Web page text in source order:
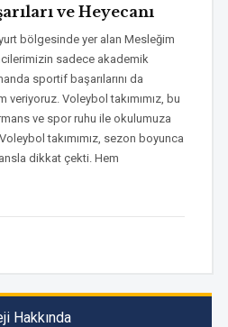
Hakkında
ve Heyecanı
bölgesinde yer alan Mesleğim
sadece akademik
sportif başarılarını da
Voleybol takımımız, bu
ve spor ruhu ile okulumuza
takımımız, sezon boyunca
dikkat çekti. Hem